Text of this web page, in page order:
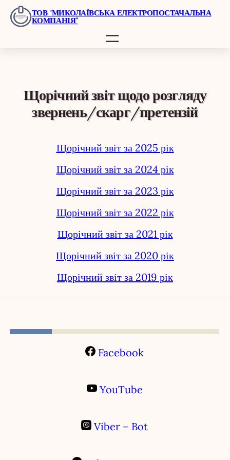
ПерейтиТОВ "МИКОЛАЇВСЬКА ЕЛЕКТРОПОСТАЧАЛЬНА
КОМПАНІЯ"
Щорічний звіт щодо розгляду
звернень/скарг/претензій
Щорічний звіт за 2025 рік
Щорічний звіт за 2024 рік
Щорічний звіт за 2023 рік
Щорічний звіт за 2022 рік
Щорічний звіт за 2021 рік
Щорічний звіт за 2020 рік
Щорічний звіт за 2019 рік
Facebook
YouTube
Viber – Bot